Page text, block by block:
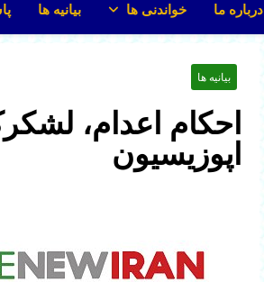
درباره ما خواندنی ها بیانیه ها
بیانیه ها
احکام اعدام،
اپوزیسیون